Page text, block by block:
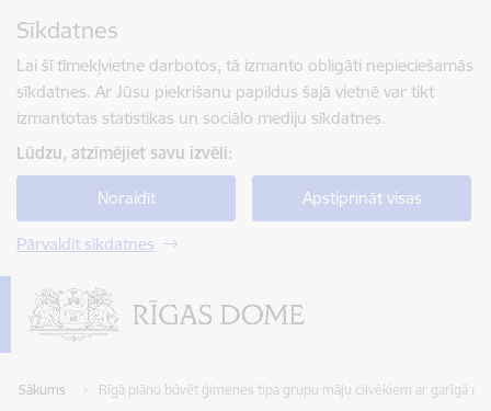
Sīkdatnes
Lai šī tīmekļvietne darbotos, tā izmanto obligāti nepieciešamās
sīkdatnes. Ar Jūsu piekrišanu papildus šajā vietnē var tikt
izmantotas statistikas un sociālo mediju sīkdatnes.
Lūdzu, atzīmējiet savu izvēli:
Noraidīt Apstiprināt visas
Pārvaldīt sīkdatnes
Sākums Rīgā plāno būvēt ģimenes tipa grupu māju cilvēkiem ar garīgā